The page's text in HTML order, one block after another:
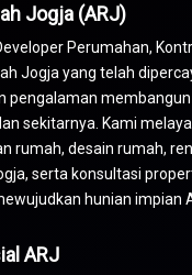
Jogja (ARJ)
Perumahan,
Jogja yang telah
pengalaman
sekitarnya. Kami
rumah, desain rumah,
serta konsultasi
hunian impian
ARJ